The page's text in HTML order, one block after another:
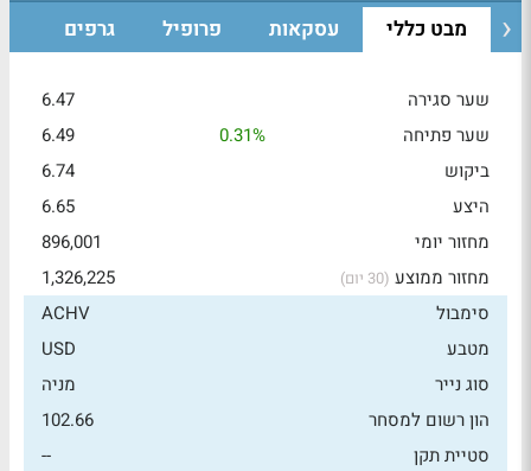
מבט כללי עסקאות פרופיל גרפים
שער סגירה
6.47
שער פתיחה
0.31%
6.49
ביקוש
6.74
היצע
6.65
מחזור יומי
896,001
מחזור ממוצע (30 יום)
1,326,225
סימבול
ACHV
מטבע
USD
סוג נייר
מניה
הון רשום למסחר
102.66
סטיית תקן
--